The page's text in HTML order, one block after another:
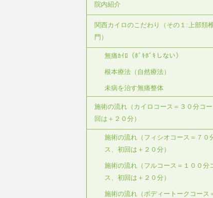
院内紹介
関西カイロのこだわり（その１:上部頚
門）
無痛ｶｲﾛ（ﾎﾞｷﾎﾞｷしない）
根本療法（自然療法）
未病を治す無痛整体
施術の流れ（カイロコース＝３０分コ
回は＋２０分）
施術の流れ（フィシオコース＝７０
ス、初回は＋２０分）
施術の流れ（フルコース＝１００分
ス、初回は＋２０分）
施術の流れ（ボディートークコース